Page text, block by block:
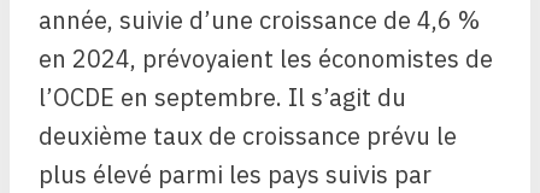
année, suivie d’une croissance de 4,6 %
en 2024, prévoyaient les économistes de
l’OCDE en septembre. Il s’agit du
deuxième taux de croissance prévu le
plus élevé parmi les pays suivis par